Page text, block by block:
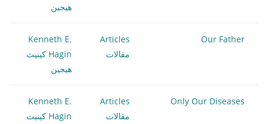
هيجين
Our Father
Articles
مقالات
Kenneth E.
Hagin كينيث
هيجين
Only Our Diseases
Articles
مقالات
Kenneth E.
Hagin كينيث